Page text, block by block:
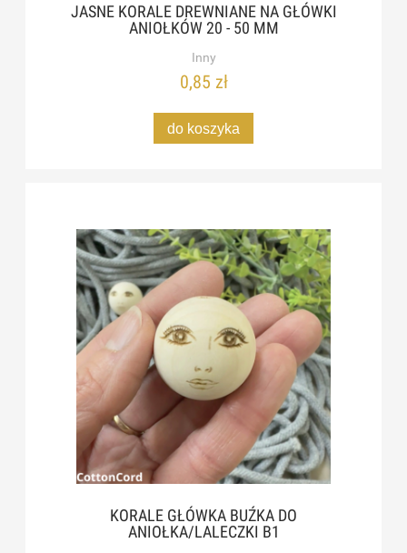
JASNE KORALE DREWNIANE NA GŁÓWKI
ANIOŁKÓW 20 - 50 MM
Inny
0,85 zł
do koszyka
KORALE GŁÓWKA BUŹKA DO
ANIOŁKA/LALECZKI B1